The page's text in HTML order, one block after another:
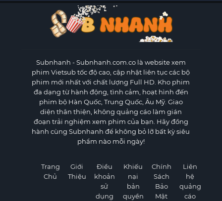
Subnhanh - Subnhanh.com.co là website xem
phim Vietsub tốc độ cao, cập nhật liên tục các bộ
phim mới nhất với chất lượng Full HD. Kho phim
đa dạng từ hành động, tình cảm, hoạt hình đến
phim bộ Hàn Quốc, Trung Quốc, Âu Mỹ. Giao
diện thân thiện, không quảng cáo làm gián
đoạn trải nghiệm xem phim của bạn. Hãy đồng
hành cùng Subnhanh để không bỏ lỡ bất kỳ siêu
phẩm nào mỗi ngày!
Trang
Chủ
Giới
Thiệu
Điều
khoản
sử
dụng
Khiếu
nại
bản
quyền
Chính
Sách
Bảo
Mật
Liên
hệ
quảng
cáo